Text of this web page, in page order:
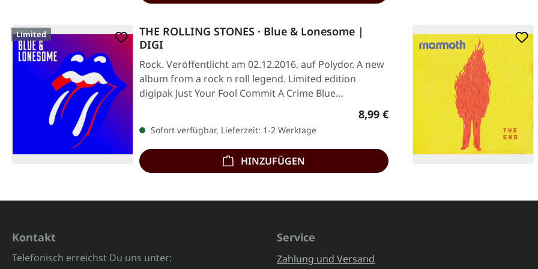
Limited
THE ROLLING STONES · Blue & Lonesome |
DIGI
Rock. Veröffentlicht am 02.12.2016, auf Polydor. A new
album from a rock n roll legend. Limited edition
digipak Just Your Fool Commit A Crime Blue…
Regulärer Preis:
8,99 €
Sofort verfügbar, Lieferzeit: 1-2 Werktage
HINZUFÜGEN
Kontakt
Telefonisch erreichst Du uns unter:
Service
Zahlung und Versand